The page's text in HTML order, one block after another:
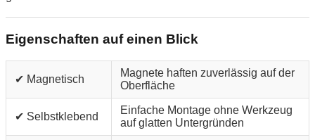
Eigenschaften auf einen Blick
✔ Magnetisch
Magnete haften zuverlässig auf der
Oberfläche
✔ Selbstklebend
Einfache Montage ohne Werkzeug
auf glatten Untergründen